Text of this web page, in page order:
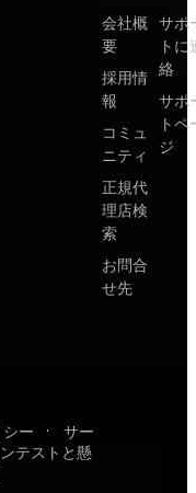
会社概
要
採用情
報
コミュ
ニティ
正規代
理店検
索
お問合
せ先
サポ
トに
絡
サポ
トペ
ジ
ー ·
サー
テストと懸